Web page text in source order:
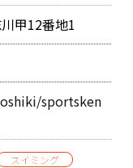
甲12番地1
sportsken
スイミング